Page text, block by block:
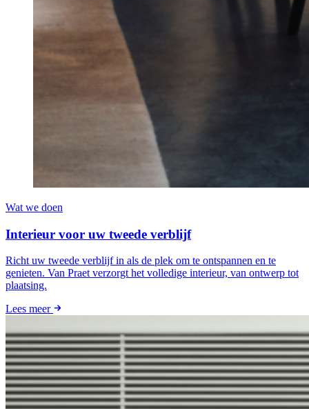
Wat we doen
Interieur voor uw tweede verblijf
Richt uw tweede verblijf in als de plek om te ontspannen en te
genieten. Van Praet verzorgt het volledige interieur, van ontwerp tot
plaatsing.
Lees meer